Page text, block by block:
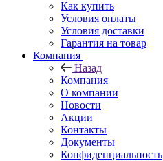
Как купить
Условия оплаты
Условия доставки
Гарантия на товар
Компания
Назад
Компания
О компании
Новости
Акции
Контакты
Документы
Конфиденциальность